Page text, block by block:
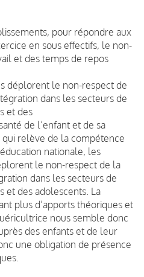
pour répondre aux
en sous effectifs, le non-
et des temps de repos
déplorent le non-respect de
dans les secteurs de
et des
de l’enfant et de sa
relève de la compétence
nationale, les
le non-respect de la
dans les secteurs de
et des adolescents. La
plus d’apports théoriques et
nous semble donc
des enfants et de leur
une obligation de présence